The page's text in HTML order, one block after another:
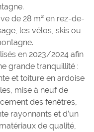
de 28 m² en rez-de-
les vélos, skis ou
en 2023/2024 afin
grande tranquillité :
et toiture en ardoise
mise à neuf de
des fenêtres,
rayonnants et d’un
de qualité,